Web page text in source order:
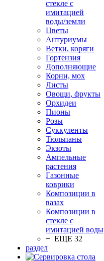
стекле с
имитацией
воды/земли
Цветы
Антуриумы
Ветки, коряги
Гортензия
Дополняющие
Корни, мох
Листы
Овощи, фрукты
Орхидеи
Пионы
Розы
Суккуленты
Тюльпаны
Экзоты
Ампельные
растения
Газонные
коврики
Композиции в
вазах
Композиции в
стекле с
имитацией воды
+ ЕЩЕ 32
раздел